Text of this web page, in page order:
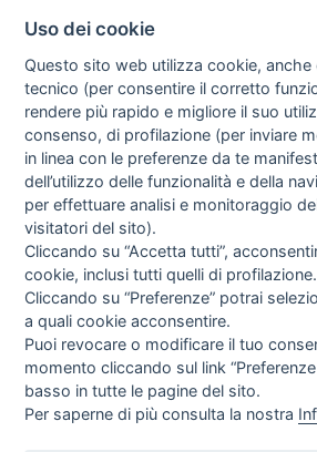
NOTIZIE
GUIDA AGLI ACQUISTI
PROCEDURA DI ACQUISTO
DIRITTO DI RECESSO
SPEDIZIONI E COSTI
TERMINI & CONDIZIONI
PRIVACY
COOKIE POLICY
PREFERENZE COOKIE
NEWSLETTER
Uso dei cookie
Questo sito web utilizza cookie,
tecnico (per consentire il corretto
rendere più rapido e migliore il suo
consenso, di profilazione (per inviare
in linea con le preferenze da te
dell’utilizzo delle funzionalità e della
per effettuare analisi e monitoraggio
visitatori del sito).
Cliccando su “Accetta tutti”,
cookie, inclusi tutti quelli di profilazione.
Cliccando su “Preferenze” potrai
a quali cookie acconsentire.
Puoi revocare o modificare il tuo
momento cliccando sul link
basso in tutte le pagine del sito.
Per saperne di più consulta la nostra